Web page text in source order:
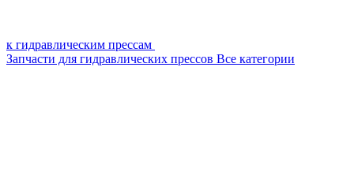
к гидравлическим прессам
Запчасти для гидравлических прессов Все категории